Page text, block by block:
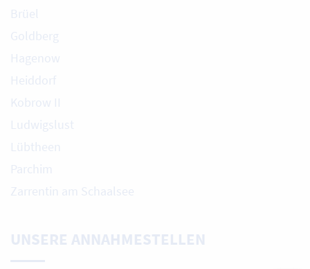
Brüel
Goldberg
Hagenow
Heiddorf
Kobrow II
Ludwigslust
Lübtheen
Parchim
Zarrentin am Schaalsee
UNSERE ANNAHMESTELLEN